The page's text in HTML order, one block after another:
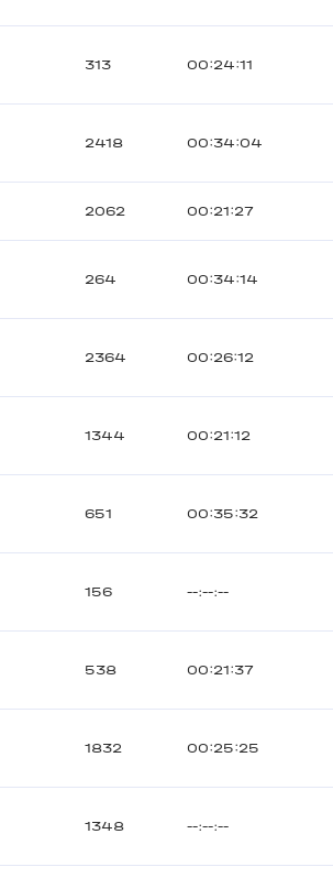
313 00:24:11
2418 00:34:04
2062 00:21:27
264 00:34:14
2364 00:26:12
1344 00:21:12
651 00:35:32
156 --:--:--
538 00:21:37
1832 00:25:25
1348 --:--:--